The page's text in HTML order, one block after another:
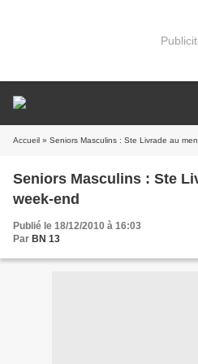
Accueil » Seniors Masculins : Ste Livrade au
Seniors Masculins : Ste
week-end
Publié le 18/12/2010 à 16:03
Par BN 13